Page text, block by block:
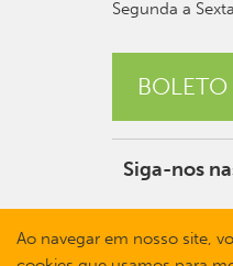
Segunda a
Siga-nos
Ao navegar em nosso site,